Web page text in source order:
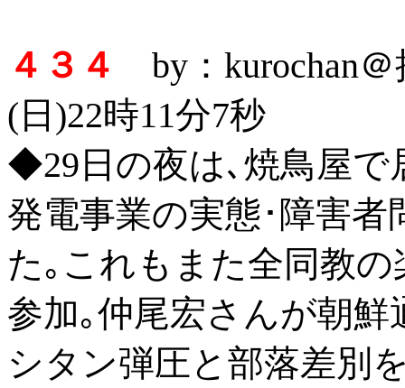
４３４
by：kurochan
(日)22時11分7秒
◆29日の夜は､焼鳥屋で
発電事業の実態･障害
た｡これもまた全同教
参加｡仲尾宏さんが朝
シタン弾圧と部落差別